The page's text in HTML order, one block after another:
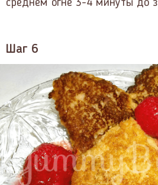
среднем огне 3-4 минуты до
Шаг 6